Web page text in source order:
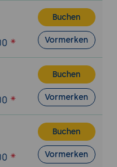
eines Data
Azure Synapse
und
und
zur
großer
Learning-
Buchen
Vormerken
Buchen
Vormerken
Buchen
Vormerken